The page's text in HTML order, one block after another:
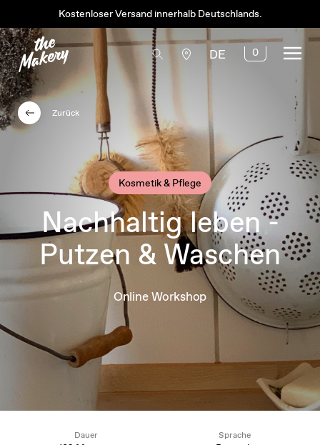
Kostenloser Versand innerhalb Deutschlands.
DE 0
Kosmetik & Pflege
Nachhaltig leben -
Putzen & Waschen
Online Workshop
Zurück
Dauer Sprache